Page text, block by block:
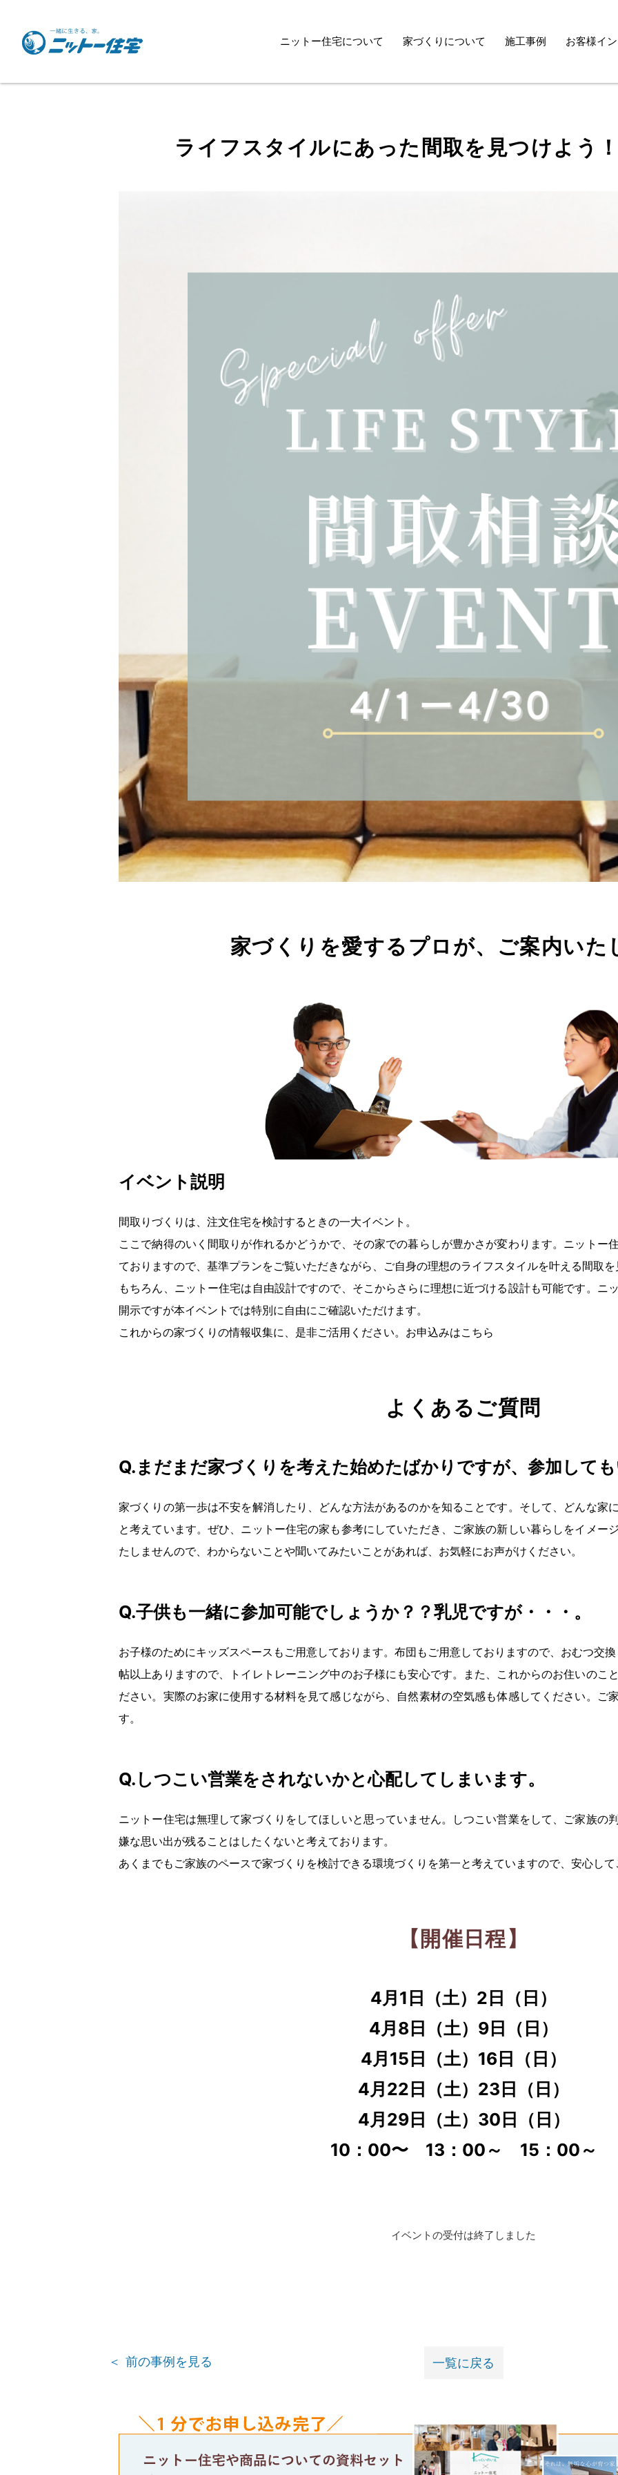
ニットー住宅について 家づくりについて 施工事例 お客様イ
ニットー住宅について
天然木スタジオ
ニット
家
資料請求 見学会
ライフスタイルにあった間取を見つけよう
家づくりを愛するプロが、ご案内いた
イベント説明
間取りづくりは、注文住宅を検討するときの一大イベント。
ここで納得のいく間取りが作れるかどうかで、その家での暮らしが豊かさが変わります。ニットー
ておりますので、基準プランをご覧いただきながら、ご自身の理想のライフスタイルを叶える間取
もちろん、ニットー住宅は自由設計ですので、そこからさらに理想に近づける設計も可能です。ニ
開示ですが本イベントでは特別に自由にご確認いただけます。
これからの家づくりの情報収集に、是非ご活用ください。お申込みはこちら
よくあるご質問
Q.まだまだ家づくりを考えた始めたばかりですが、参加して
家づくりの第一歩は不安を解消したり、どんな方法があるのかを知ることです。そして、どんな家
と考えています。ぜひ、ニットー住宅の家も参考にしていただき、ご家族の新しい暮らしをイメー
たしませんので、わからないことや聞いてみたいことがあれば、お気軽にお声がけください。
Q.子供も一緒に参加可能でしょうか？？乳児ですが・・・。
お子様のためにキッズスペースもご用意しております。布団もご用意しておりますので、おむつ交
帖以上ありますので、トイレトレーニング中のお子様にも安心です。また、これからのお住いのこ
ださい。実際のお家に使用する材料を見て感じながら、自然素材の空気感も体感してください。ご
す。
Q.しつこい営業をされないかと心配してしまいます。
ニットー住宅は無理して家づくりをしてほしいと思っていません。しつこい営業をして、ご家族の
嫌な思い出が残ることはしたくないと考えております。
あくまでもご家族のペースで家づくりを検討できる環境づくりを第一と考えていますので、安心し
【開催日程】
4月1日（土）2日（日）
4月8日（土）9日（日）
4月15日（土）16日（日）
4月22日（土）23日（日）
4月29日（土）30日（日）
10：00〜 13：00～ 15：00～
前の事例を見る 一覧に戻る